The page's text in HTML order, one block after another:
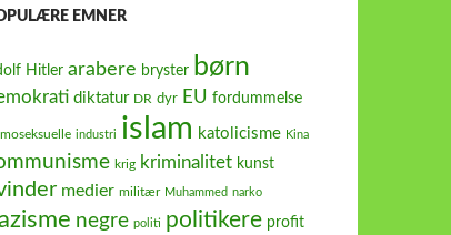
EMNER
Hitler arabere bryster børn
diktatur DR dyr EU fordummelse
industri islam katolicisme Kina
krig kriminalitet kunst
medier militær Muhammed narko
negre politi politikere profit